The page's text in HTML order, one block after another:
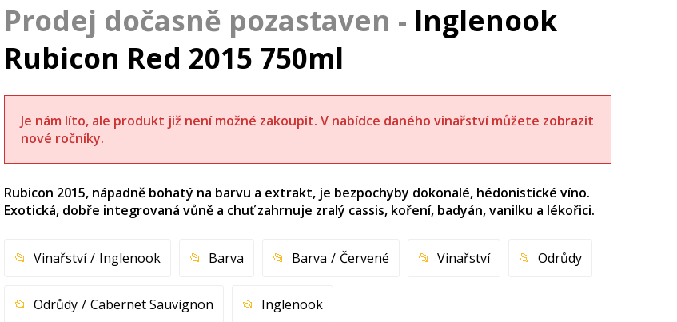
Inglenook
Rubicon Red 2015 750ml
Je nám líto, ale produkt již není možné zakoupit. V nabídce daného vinařství můžete zobrazit
nové ročníky.
Rubicon 2015, nápadně bohatý na barvu a extrakt, je bezpochyby dokonalé, hédonistické víno.
Exotická, dobře integrovaná vůně a chuť zahrnuje zralý cassis, koření, badyán, vanilku a lékořici.
Vinařství Inglenook Barva Barva Červené Vinařství Odrůdy
Odrůdy Cabernet Sauvignon Inglenook